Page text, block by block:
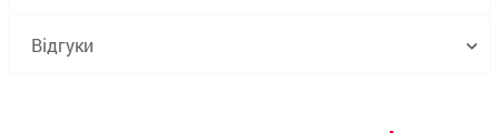
Відгуки